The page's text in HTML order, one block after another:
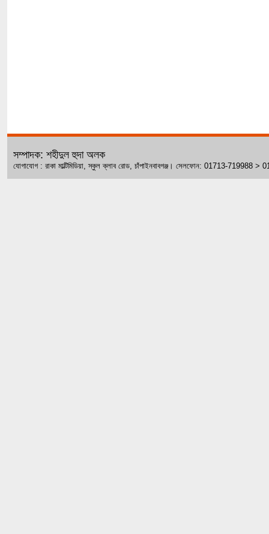
সম্পাদক: শহীদুল হুদা অলক
যোগাযোগ : রাকা মাল্টিমিডিয়া, স্কুল ক্লাব রোড, চাঁপাইনবাবগঞ্জ। সেলফোন: 01713-